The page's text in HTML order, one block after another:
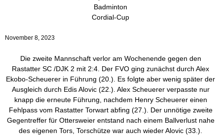
Badminton
Cordial-Cup
November 8, 2023
Die zweite Mannschaft verlor am Wochenende gegen den
Rastatter SC /DJK 2 mit 2:4. Der FVO ging zunächst durch Alex
Ekobo-Scheuerer in Führung (20.). Es folgte aber wenig später der
Ausgleich durch Edis Alovic (22.). Alex Scheuerer verpasste nur
knapp die erneute Führung, nachdem Henry Scheuerer einen
Fehlpass vom Rastatter Torwart abfing (27.). Der unnötige zweite
Gegentreffer für Ottersweier entstand nach einem Ballverlust nahe
des eigenen Tors, Torschütze war auch wieder Alovic (33.).